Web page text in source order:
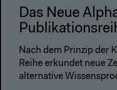
Das Neue
Nach dem Prinzip der
Reihe erkundet neue
alternative